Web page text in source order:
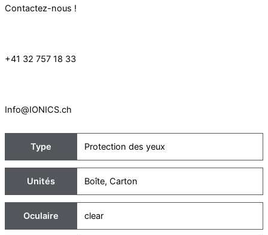
Contactez-nous !
+41 32 757 18 33
Info@IONICS.ch
Type Protection des yeux
Unités Boîte, Carton
Oculaire clear